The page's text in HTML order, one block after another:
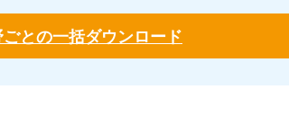
との一括ダウンロード